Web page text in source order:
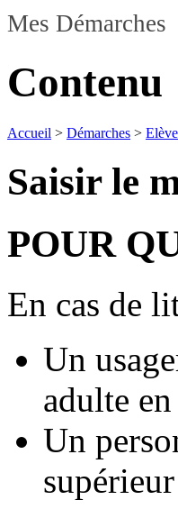
Mes Démarches
Contenu
Accueil > Démarches >
Saisir le
POUR
En cas de
Un
adulte
Un
supérieur